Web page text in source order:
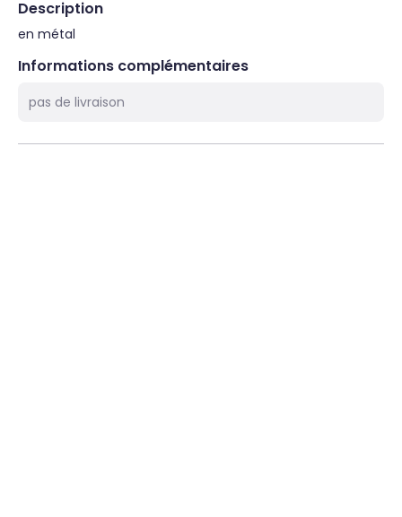
Description
en métal
Informations complémentaires
pas de livraison